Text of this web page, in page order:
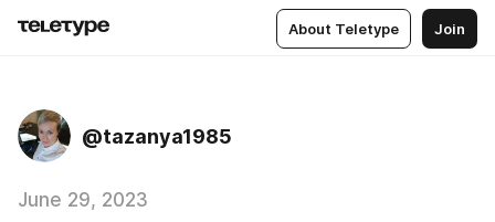
About Teletype Join
@tazanya1985
June 29, 2023